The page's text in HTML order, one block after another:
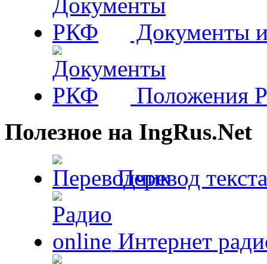
Документы
Положения
Полезное на IngRus.Net
Перевод
Интернет